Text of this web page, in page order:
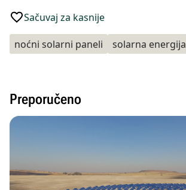
Sačuvaj za kasnije
noćni solarni paneli solarna energija
Preporučeno